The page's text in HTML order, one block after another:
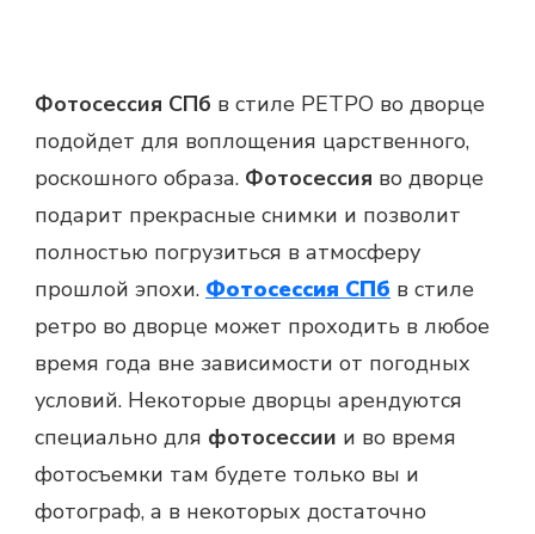
Фотосессия СПб в стиле РЕТРО во дворце
подойдет для воплощения царственного,
роскошного образа. Фотосессия во дворце
подарит прекрасные снимки и позволит
полностью погрузиться в атмосферу
прошлой эпохи. Фотосессия СПб в стиле
ретро во дворце может проходить в любое
время года вне зависимости от погодных
условий. Некоторые дворцы арендуются
специально для фотосессии и во время
фотосъемки там будете только вы и
фотограф, а в некоторых достаточно